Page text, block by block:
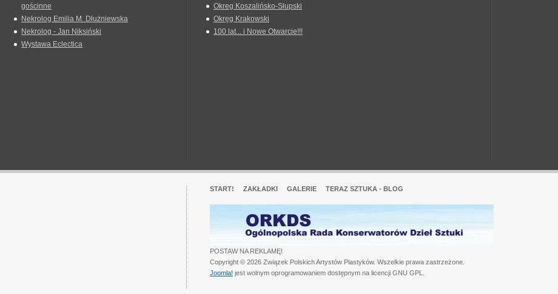
gościnne
Nekrolog Emilia M. Dłużniewska
Nekrolog - Jan Niksiński
Wystawa Eclectica
Okreg Koszalińsko-Słupski
Okręg Krakowski
100 lat... i Nowe Otwarcie!!!
START! ZAKŁADKI GALERIE TERAZ SZTUKA - BLOG
POSTAW NA REKLAMĘ!
Copyright © 2026 Związek Polskich Artystów Plastyków. Wszelkie prawa zastrzeżone.
Joomla! jest wolnym oprogramowaniem dostępnym na licencji GNU GPL.